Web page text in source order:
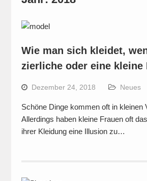
Wie man sich kleidet,
zierliche oder eine kleine
Dezember 24, 2018 Neues
Schöne Dinge kommen oft in kleinen
Allerdings haben kleine Frauen oft
ihrer Kleidung eine Illusion zu…